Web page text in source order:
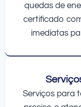
quedas de
certificado
imediatas
Serviços para